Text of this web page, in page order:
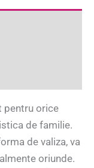
pentru orice
de familie.
de valiza, va
oriunde.